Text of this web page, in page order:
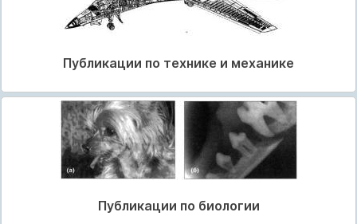
Публикации по технике и механике
Публикации по биологии